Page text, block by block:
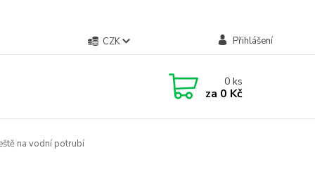
CZK Přihlášení
0ks
za 0 Kč
na vodní potrubí